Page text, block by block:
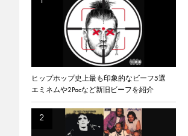
ヒップホップ史上最も印象的なビーフ5選
エミネムや2Pacなど新旧ビーフを紹介